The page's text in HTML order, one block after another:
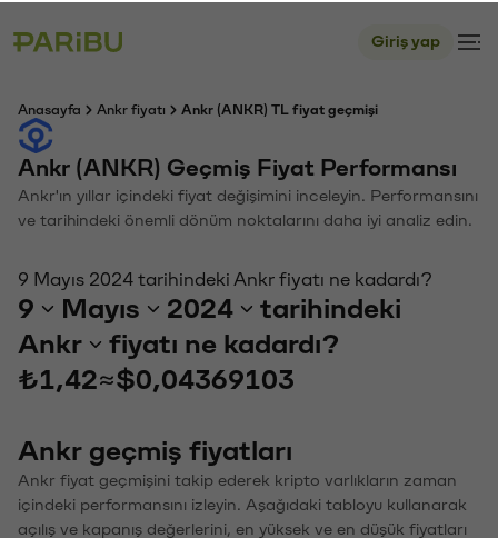
Giriş yap
Anasayfa Ankr fiyatı Ankr (ANKR) TL fiyat geçmişi
Ankr (ANKR) Geçmiş Fiyat Performansı
Ankr'ın yıllar içindeki fiyat değişimini inceleyin. Performansını
ve tarihindeki önemli dönüm noktalarını daha iyi analiz edin.
9 Mayıs 2024 tarihindeki Ankr fiyatı ne kadardı?
9 Mayıs 2024
tarihindeki
Ankr
fiyatı ne kadardı?
₺1,42≈$0,04369103
Ankr geçmiş fiyatları
Ankr fiyat geçmişini takip ederek kripto varlıkların zaman
içindeki performansını izleyin. Aşağıdaki tabloyu kullanarak
açılış ve kapanış değerlerini, en yüksek ve en düşük fiyatları